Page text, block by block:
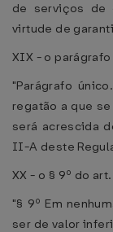
de serviços de
virtude de
XIX - o
"Parágrafo
regatão a que
será acrescida
II-A deste
XX - o § 9º do
"§ 9º Em
ser de valor